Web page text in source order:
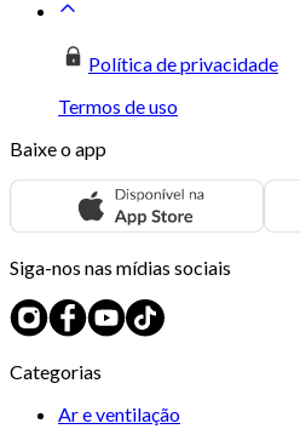
Política de privacidade
Termos de uso
Baixe o app
Siga-nos nas mídias sociais
Categorias
Ar e ventilação